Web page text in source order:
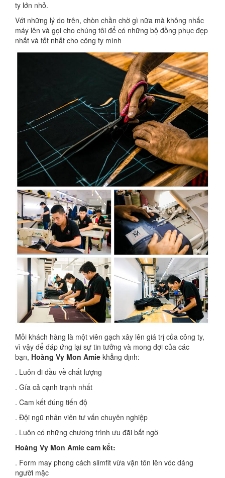
ty lớn nhỏ.
Với những lý do trên, chòn chần chờ gì nữa mà không nhấc
máy lên và gọi cho chúng tôi để có những bộ đồng phục đẹp
nhất và tốt nhất cho công ty mình
Mỗi khách hàng là một viên gạch xây lên giá trị của công ty,
vì vậy để đáp ứng lại sự tin tưởng và mong đợi của các
bạn, Hoàng Vy Mon Amie khẳng định:
. Luôn đi đầu về chất lượng
. Gía cả cạnh trạnh nhất
. Cam kết đúng tiến độ
. Đội ngũ nhân viên tư vấn chuyên nghiệp
. Luôn có những chương trình ưu đãi bất ngờ
Hoàng Vy Mon Amie cam kết:
. Form may phong cách slimfit vừa vặn tôn lên vóc dáng
người mặc